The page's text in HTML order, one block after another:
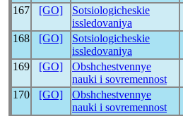
167
[GO]
Sotsiologicheskie
issledovaniya
168
[GO]
Sotsiologicheskie
issledovaniya
169
[GO]
Obshchestvennye
nauki i sovremennost
170
[GO]
Obshchestvennye
nauki i sovremennost